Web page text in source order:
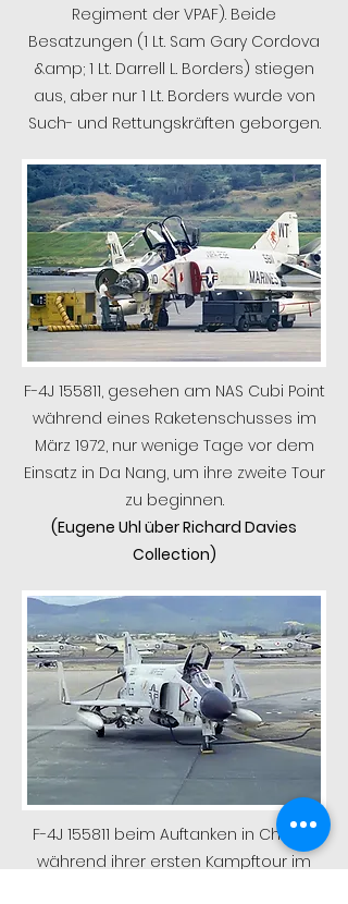
Regiment der VPAF). Beide
Besatzungen (1 Lt. Sam Gary Cordova
&amp; 1 Lt. Darrell L. Borders) stiegen
aus, aber nur 1 Lt. Borders wurde von
Such- und Rettungskräften geborgen.
F-4J 155811, gesehen am NAS Cubi Point
während eines Raketenschusses im
März 1972, nur wenige Tage vor dem
Einsatz in Da Nang, um ihre zweite Tour
zu beginnen.
(Eugene Uhl über Richard Davies
Collection)
F-4J 155811 beim Auftanken in Chu Lai
während ihrer ersten Kampftour im